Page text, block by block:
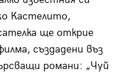
Кастелито,
ще открие
създадени въз
романи: „Чуй